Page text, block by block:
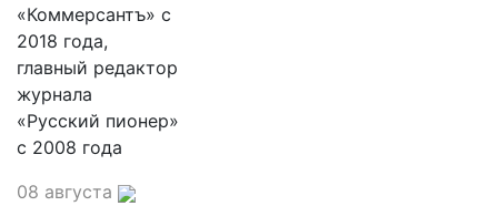
«Коммерсантъ» с
2018 года,
главный редактор
журнала
«Русский пионер»
с 2008 года
08 августа